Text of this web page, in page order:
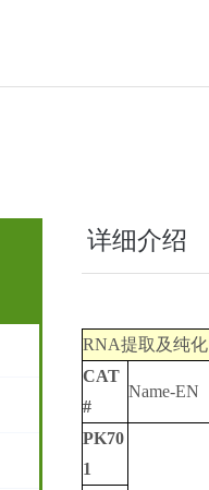
详细介绍
RNA提取及纯化
CAT
#
Name-EN
PK70
1